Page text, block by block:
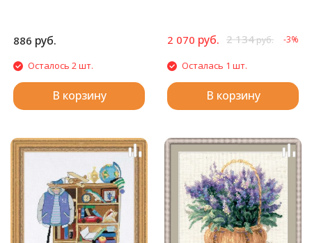
886 руб.
Осталось 2 шт.
В корзину
2 070 руб. 2 134руб. -3%
Осталась 1 шт.
В корзину